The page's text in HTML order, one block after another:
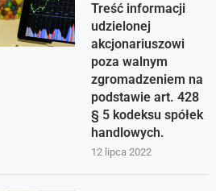
Treść informacji
udzielonej
akcjonariuszowi
poza walnym
zgromadzeniem na
podstawie art. 428
§ 5 kodeksu spółek
handlowych.
12 lipca 2022